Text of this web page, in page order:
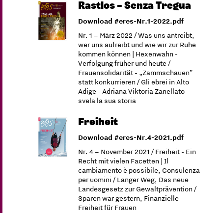
Rastlos – Senza Tregua
Download #eres-Nr.1-2022.pdf
Nr. 1 – März 2022 / Was uns antreibt,
wer uns aufreibt und wie wir zur Ruhe
kommen können | Hexenwahn -
Verfolgung früher und heute /
Frauensolidarität - „Zammschauen”
statt konkurrieren / Gli ebrei in Alto
Adige - Adriana Viktoria Zanellato
svela la sua storia
Freiheit
Download #eres-Nr.4-2021.pdf
Nr. 4 – November 2021 / Freiheit - Ein
Recht mit vielen Facetten | Il
cambiamento è possibile, Consulenza
per uomini / Langer Weg, Das neue
Landesgesetz zur Gewaltprävention /
Sparen war gestern, Finanzielle
Freiheit für Frauen